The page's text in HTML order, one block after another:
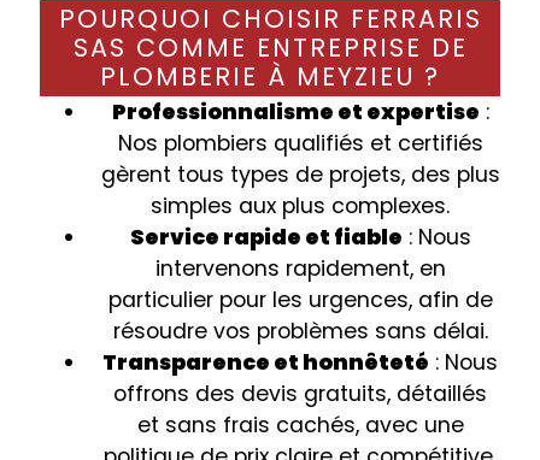
POURQUOI CHOISIR FERRARIS
SAS COMME ENTREPRISE DE
PLOMBERIE À MEYZIEU ?
Professionnalisme et expertise :
Nos plombiers qualifiés et certifiés
gèrent tous types de projets, des plus
simples aux plus complexes.
Service rapide et fiable : Nous
intervenons rapidement, en
particulier pour les urgences, afin de
résoudre vos problèmes sans délai.
Transparence et honnêteté : Nous
offrons des devis gratuits, détaillés
et sans frais cachés, avec une